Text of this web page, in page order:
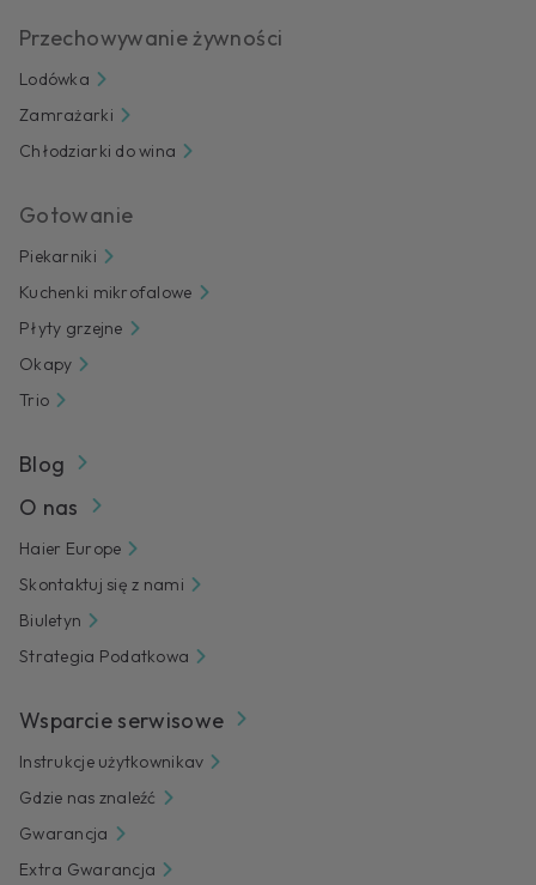
Przechowywanie żywności
Lodówka
Zamrażarki
Chłodziarki do wina
Gotowanie
Piekarniki
Kuchenki mikrofalowe
Płyty grzejne
Okapy
Trio
Blog
O nas
Haier Europe
Skontaktuj się z nami
Biuletyn
Strategia Podatkowa
Wsparcie serwisowe
Instrukcje użytkownikav
Gdzie nas znaleźć
Gwarancja
Extra Gwarancja